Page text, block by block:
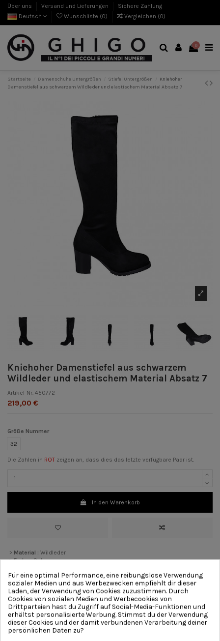
Über uns Versand und Lieferungen
Sichere Zahlung
Deutsch
Wunschliste (0) Vergleichen (0)
0
Startseite Damenschuhe Untergrößen Stiefel Untergrößen
Kniehoher
Damenstiefel aus schwarzem Wildleder und elastischem Material Absatz 7
Kniehoher Damenstiefel aus schwarzem
Wildleder und elastischem Material Absatz 7
Artikel-Nr. 450772
219,00 €
Größe Nummer
32
Die Zahlen in ROT zeigen an, dass dies das letzte verfügbare Paar ist.
In den Warenkorb
> Material : Wildleder
>Farbe :Schwarz
>FutterLeder
>Sohle :Profilsohle
Weitere Produkte aus derselben
Kategorie
Für eine optimal Performance, eine reibungslose Verwendung
sozialer Medien und aus Werbezwecken empfiehlt dir dieser
Laden, der Verwendung von Cookies zuzustimmen. Durch
Cookies von sozialen Medien und Werbecookies von
Drittparteien hast du Zugriff auf Social-Media-Funktionen und
erhältst personalisierte Werbung. Stimmst du der Verwendung
dieser Cookies und der damit verbundenen Verarbeitung deiner
persönlichen Daten zu?